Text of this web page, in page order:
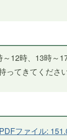
12時、13時～
てきてください
ファイル: